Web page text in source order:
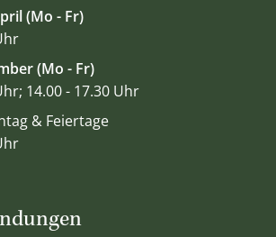
(Mo - Fr)
(Mo - Fr)
14.00 - 17.30 Uhr
& Feiertage